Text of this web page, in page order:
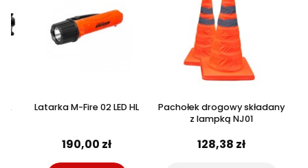
Latarka M-Fire 02 LED HL
190,00 zł
Pachołek drogowy składany
z lampką NJ01
128,38 zł